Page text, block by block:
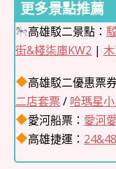
更多景點推薦
高雄駁二景點：
街&棧柒庫KW2 |
高雄駁二優惠票
二店套票/ 哈瑪星
愛河船票： 愛河
高雄捷運：